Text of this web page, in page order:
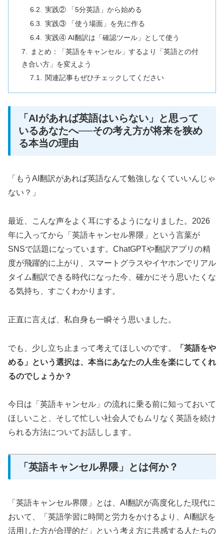
実践② 「5分英語」から始める
実践③ 「使う場面」を先に作る
実践④ AI翻訳は「確認ツール」として使う
まとめ：「英語をキャンセル」するより「英語との付
き合い方」を変えよう
関連記事もぜひチェックしてください
「AIがあれば英語はいらない」と思って
いるあなたへ──その考え方が将来を狭め
る本当の理由
「もうAI翻訳があれば英語なんて勉強しなくていいんじゃ
ない？」
最近、こんな声をよく耳にするようになりました。2026
年に入ってから「英語キャンセル界隈」という言葉が
SNSで話題になっています。ChatGPTや翻訳アプリの精
度が飛躍的に上がり、スマートグラスやイヤホンでリアル
タイム翻訳できる時代になった今、確かにそう思いたくな
る気持ち、すごくわかります。
正直に言えば、私自身も一瞬そう思いました。
でも、少し立ち止まって考えてほしいのです。
「英語をや
める」という選択は、本当にあなたの人生を楽にしてくれ
るのでしょうか？
今日は「英語キャンセル」の流れに乗る前に知っておいて
ほしいこと、そして忙しい社会人でもムリなく英語を続け
られる方法についてお話しします。
「英語キャンセル界隈」とは何か？
「英語キャンセル界隈」とは、AI翻訳が高度化した現代に
おいて、「英語学習に時間と労力をかけるより、AI翻訳を
活用した方が合理的だ」という考え方に共感する人たちの